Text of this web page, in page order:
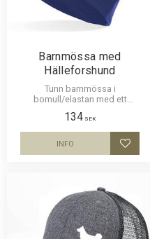
Barnmössa med
Hälleforshund
Tunn barnmössa i
bomull/elastan med ett
Mössan finns i flera färger.
134 SEK
Lägg
INFO